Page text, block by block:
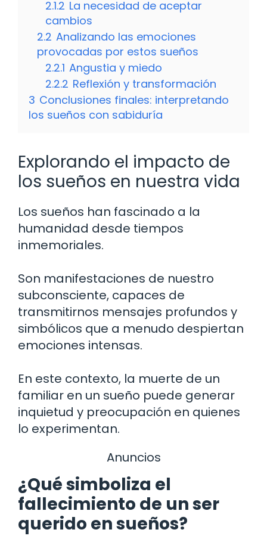
2.1.2 La necesidad de aceptar
cambios
2.2 Analizando las emociones
provocadas por estos sueños
2.2.1 Angustia y miedo
2.2.2 Reflexión y transformación
3 Conclusiones finales: interpretando
los sueños con sabiduría
Explorando el impacto de
los sueños en nuestra vida
Los sueños han fascinado a la
humanidad desde tiempos
inmemoriales.
Son manifestaciones de nuestro
subconsciente, capaces de
transmitirnos mensajes profundos y
simbólicos que a menudo despiertan
emociones intensas.
En este contexto, la muerte de un
familiar en un sueño puede generar
inquietud y preocupación en quienes
lo experimentan.
Anuncios
¿Qué simboliza el
fallecimiento de un ser
querido en sueños?